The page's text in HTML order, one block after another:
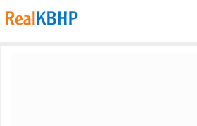
RealKBHP